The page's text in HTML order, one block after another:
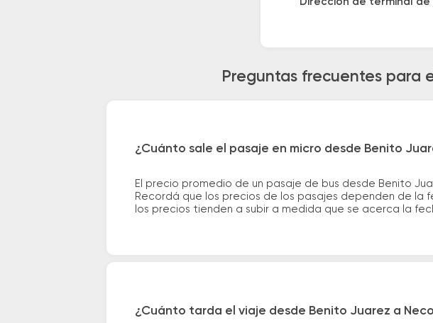
Preguntas frecuentes para
¿Cuánto sale el pasaje en micro desde Benito
El precio promedio de un pasaje de bus desde Benito
Recordá que los precios de los pasajes dependen de la
los precios tienden a subir a medida que se acerca la
¿Cuánto tarda el viaje desde Benito Juarez a